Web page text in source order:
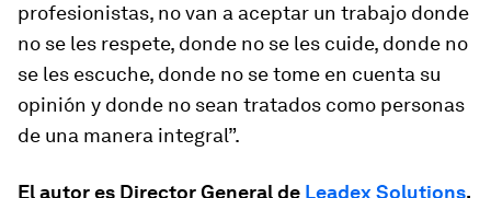
profesionistas, no van a aceptar un trabajo donde
no se les respete, donde no se les cuide, donde no
se les escuche, donde no se tome en cuenta su
opinión y donde no sean tratados como personas
de una manera integral”.
El autor es Director General de Leadex Solutions.